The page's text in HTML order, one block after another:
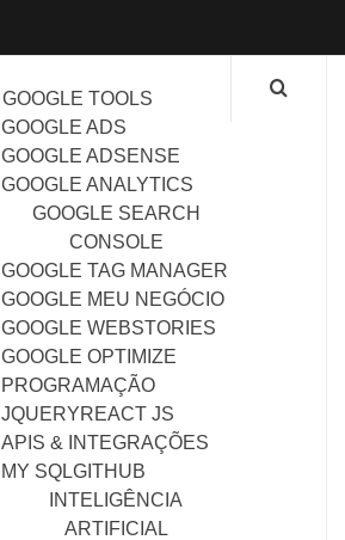
GOOGLE TOOLS
GOOGLE ADS
GOOGLE ADSENSE
GOOGLE ANALYTICS
GOOGLE SEARCH
CONSOLE
GOOGLE TAG MANAGER
GOOGLE MEU NEGÓCIO
GOOGLE WEBSTORIES
GOOGLE OPTIMIZE
PROGRAMAÇÃO
JQUERYREACT JS
APIS & INTEGRAÇÕES
MY SQLGITHUB
INTELIGÊNCIA
ARTIFICIAL